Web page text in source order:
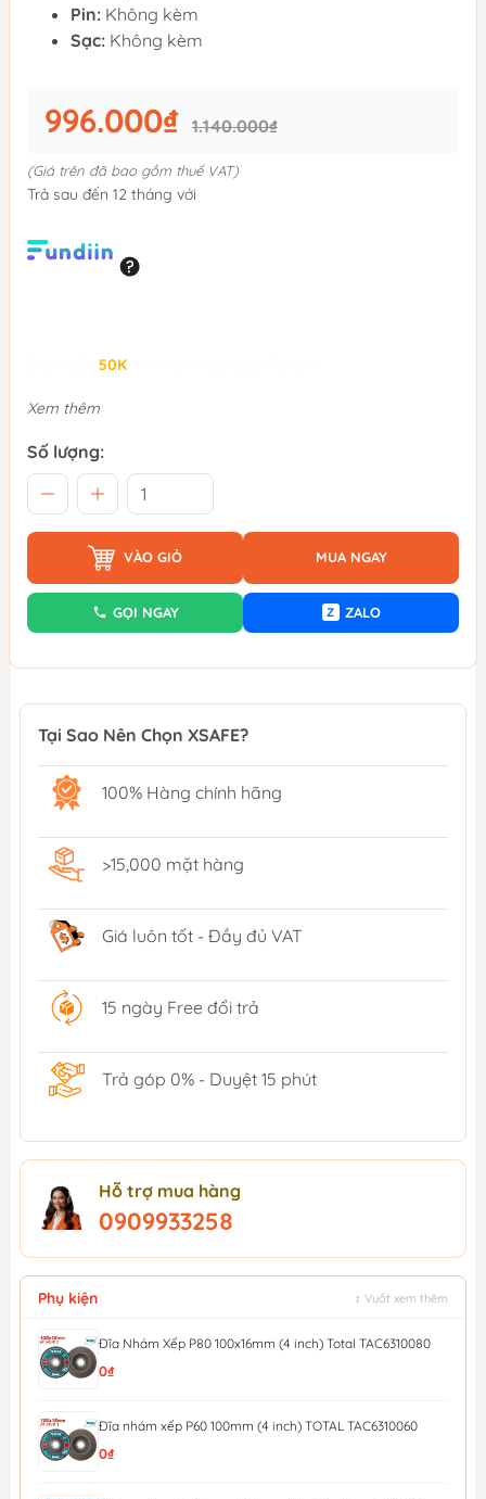
Pin: Không kèm
Sạc: Không kèm
996.000₫ 1.140.000₫
(Giá trên đã bao gồm thuế VAT)
Trả sau đến 12 tháng với
50K
Xem thêm
Số lượng:
VÀO GIỎ MUA NGAY
GỌI NGAY Z ZALO
Tại Sao Nên Chọn XSAFE?
100% Hàng chính hãng
>15,000 mặt hàng
Giá luôn tốt - Đầy đủ VAT
15 ngày Free đổi trả
Trả góp 0% - Duyệt 15 phút
Hỗ trợ mua hàng
0909933258
Phụ kiện ↕ Vuốt xem thêm
Đĩa Nhám Xếp P80 100x16mm (4 inch) Total TAC6310080
0₫
Đĩa nhám xếp P60 100mm (4 inch) TOTAL TAC6310060
0₫